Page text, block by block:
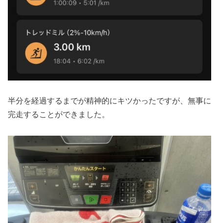
半分を経過するまでが精神的にキツかったですが、無事に
完走することができました。